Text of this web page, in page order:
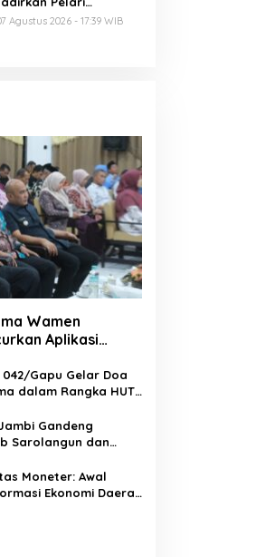
8.750 Peserta Siap
Agustus 2026 - 17:39 WIB
Wamen
Aplikasi
Jambi
042/Gapu Gelar Doa
dalam Rangka HUT
Gandeng
Sarolangun dan
dari Radikalisme,
dan Narkoba
Moneter: Awal
Ekonomi Daerah